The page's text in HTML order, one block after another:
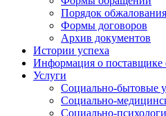
Порядок обжалования
Формы договоров
Архив документов
Истории успеха
Информация о поставщике
Услуги
Социально-бытовые
Социально-
Социально-